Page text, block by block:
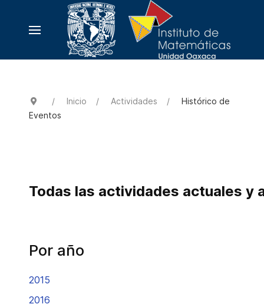
Inicio Actividades
Histórico de
Eventos
Todas las actividades actuales y
Por año
2015
2016